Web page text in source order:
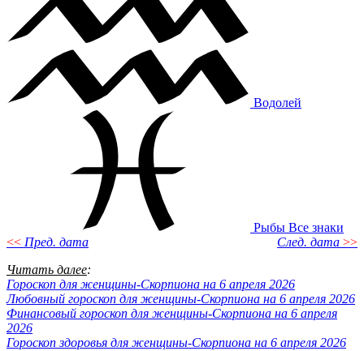
Водолей
Рыбы Все знаки
<< Пред. дата След. дата >>
Читать далее:
Гороскоп для женщины-Скорпиона на 6 апреля 2026
Любовный гороскоп для женщины-Скорпиона на 6 апреля 2026
Финансовый гороскоп для женщины-Скорпиона на 6 апреля
2026
Гороскоп здоровья для женщины-Скорпиона на 6 апреля 2026